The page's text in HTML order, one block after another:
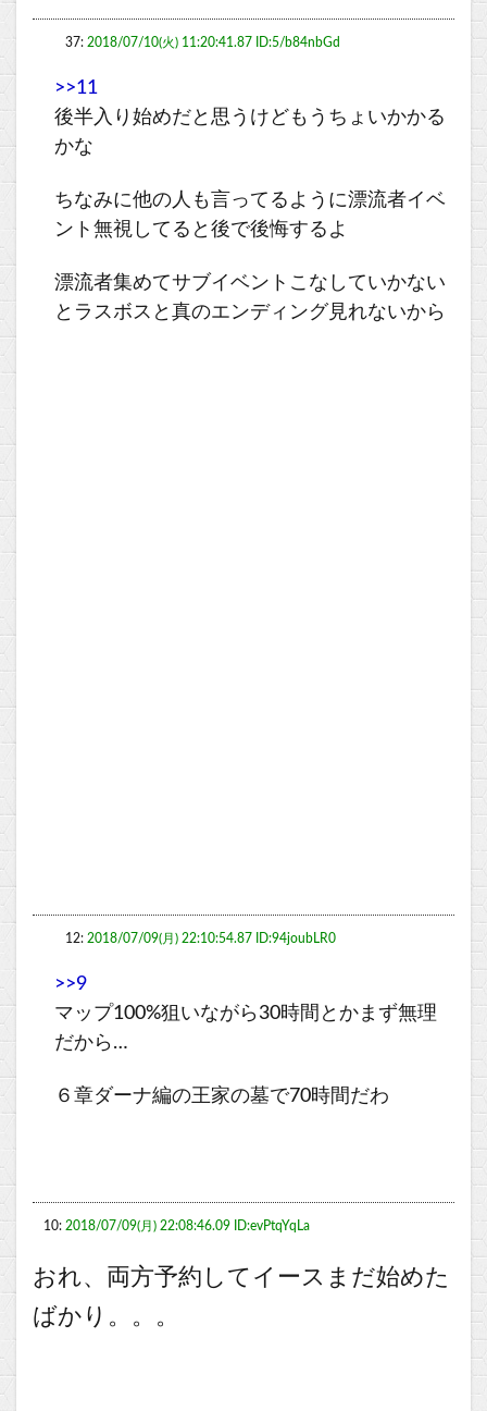
37: 2018/07/10(火) 11:20:41.87 ID:5/b84nbGd
>>11
後半入り始めだと思うけどもうちょいかかる
かな
ちなみに他の人も言ってるように漂流者イベ
ント無視してると後で後悔するよ
漂流者集めてサブイベントこなしていかない
とラスボスと真のエンディング見れないから
12: 2018/07/09(月) 22:10:54.87 ID:94joubLR0
>>9
マップ100%狙いながら30時間とかまず無理
だから…
６章ダーナ編の王家の墓で70時間だわ
10: 2018/07/09(月) 22:08:46.09 ID:evPtqYqLa
おれ、両方予約してイースまだ始めた
ばかり。。。